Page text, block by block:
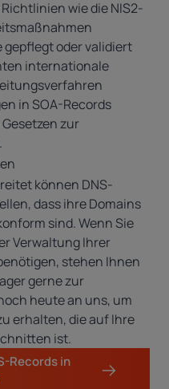
wie dieNIS2-
gepflegt oder validiert
internationale
in SOA-Records
zur
können DNS-
dass ihre Domains
sind. Wenn Sie
Verwaltung Ihrer
stehen Ihnen
gerne zur
heute an uns, um
erhalten, die auf Ihre
ist.
Records in